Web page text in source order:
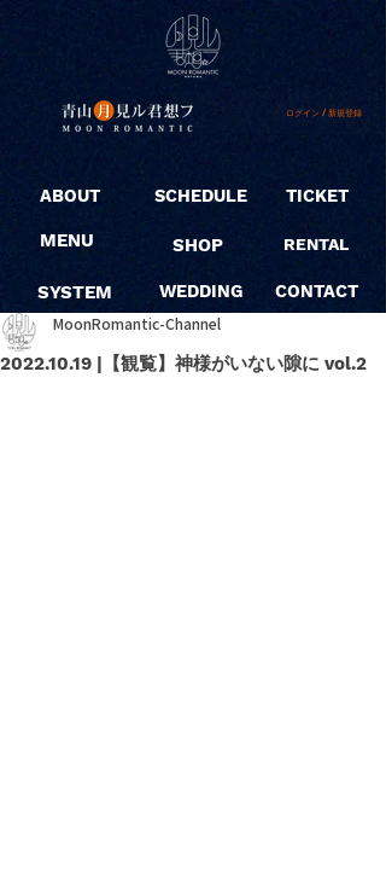
ログイン / 新規登録
ABOUT
MENU
SYSTEM
SCHEDULE
SHOP
WEDDING
TICKET
RENTAL
CONTACT
2022.10.19 |【観覧】神様がいない隙に vol.2
MoonRomantic-Channel